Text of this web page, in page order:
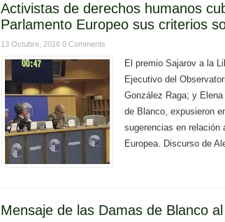
Activistas de derechos humanos
Parlamento Europeo sus criterios
13 Octubre, 2016 0 Comments
El premio Sajarov a la
Ejecutivo del
González Raga; y
de Blanco, expusieron
sugerencias en relación
Europea. Discurso de
Mensaje de las Damas de Blanco